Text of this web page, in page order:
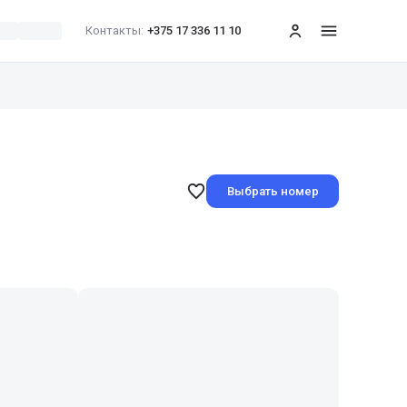
Контакты: +375 17 336 11 10 меню
Выбрать номер